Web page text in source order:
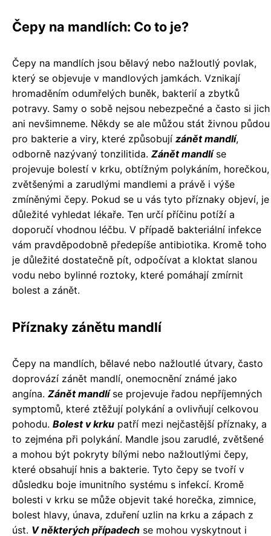
Čepy na mandlích: Co to je?
Čepy na mandlích jsou bělavý nebo nažloutlý povlak,
který se objevuje v mandlových jamkách. Vznikají
hromaděním odumřelých buněk, bakterií a zbytků
potravy. Samy o sobě nejsou nebezpečné a často si jich
ani nevšimneme. Někdy se ale můžou stát živnou půdou
pro bakterie a viry, které způsobují zánět mandlí,
odborně nazývaný tonzilitida. Zánět mandlíse
projevuje bolestí v krku, obtížným polykáním, horečkou,
zvětšenými a zarudlými mandlemi a právě i výše
zmíněnými čepy. Pokud se u vás tyto příznaky objeví, je
důležité vyhledat lékaře. Ten určí příčinu potíží a
doporučí vhodnou léčbu. V případě bakteriální infekce
vám pravděpodobně předepíše antibiotika. Kromě toho
je důležité dostatečně pít, odpočívat a kloktat slanou
vodu nebo bylinné roztoky, které pomáhají zmírnit
bolest a zánět.
Příznaky zánětu mandlí
Čepy na mandlích, bělavé nebo nažloutlé útvary, často
doprovází zánět mandlí, onemocnění známé jako
angína. Zánět mandlíse projevuje řadou nepříjemných
symptomů, které ztěžují polykání a ovlivňují celkovou
pohodu. Bolest v krku patří mezi nejčastější příznaky, a
to zejména při polykání. Mandle jsou zarudlé, zvětšené
a mohou být pokryty bílými nebo nažloutlými čepy,
které obsahují hnis a bakterie. Tyto čepy se tvoří v
důsledku boje imunitního systému s infekcí. Kromě
bolesti v krku se může objevit také horečka, zimnice,
bolest hlavy, únava, zduření uzlin na krku a zápach z
úst. V některých případech se mohou vyskytnout i